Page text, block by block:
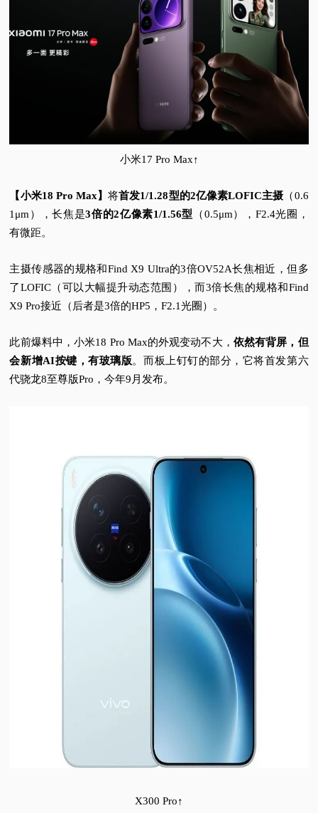
小米17 Pro Max↑
【小米18 Pro Max】将首发1/1.28型的2亿像素LOFIC主摄（0.6
1μm），长焦是3倍的2亿像素1/1.56型
（0.5μm），F2.4光圈，
有微距。
主摄传感器的规格和Find X9 Ultra的3倍OV52A长焦相近，但多
了LOFIC（可以大幅提升动态范围），而3倍长焦的规格和Find
X9 Pro接近（后者是3倍的HP5，F2.1光圈）。
此前爆料中，小米18 Pro Max的外观变动不大， 依然有背屏，但
会新增AI按键，有玻璃版。而板上钉钉的部分，它将首发第六
代骁龙8至尊版Pro，今年9月发布。
X300 Pro↑